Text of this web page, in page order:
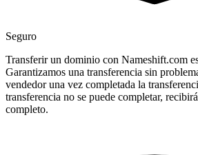
Seguro
Transferir un dominio con Nameshift.com
Garantizamos una transferencia sin
vendedor una vez completada la
transferencia no se puede completar,
completo.